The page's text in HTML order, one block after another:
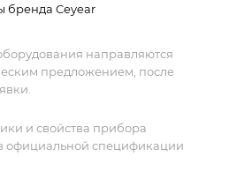
бренда Ceyear
направляются
предложением, после
и свойства прибора
официальной спецификации